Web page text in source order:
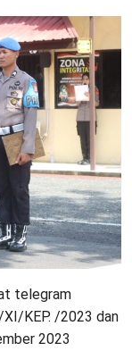
telegram
KEP. /2023 dan
2023